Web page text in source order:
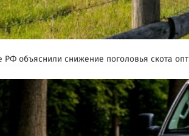
РФ объяснили снижение поголовья скота